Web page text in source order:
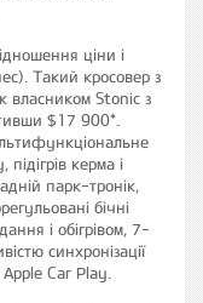
ціни і
Такий кросовер з
власником Stonic з
$17 900*.
керма і
парк-тронік,
бічні
і обігрівом, 7-
синхронізації
Car Play.